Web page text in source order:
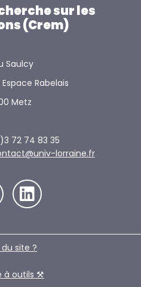
sur les
(Crem)
Saulcy
Rabelais
Metz
72 74 83 35
lorraine.fr
du site ?️
à outils ⚒️